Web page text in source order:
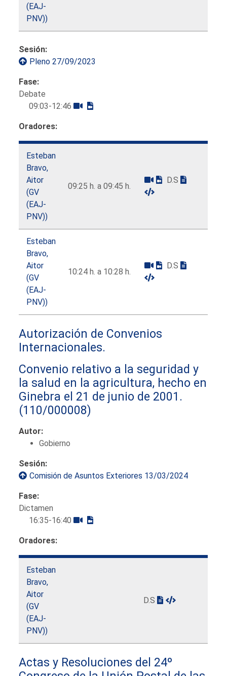
(EAJ-
PNV))
Sesión:
Pleno 27/09/2023
Fase:
Debate
09:03-12:46
Oradores:
Esteban
Bravo,
Aitor
(GV
(EAJ-
PNV))
09:25 h. a 09:45 h.
D.S
Esteban
Bravo,
Aitor
(GV
(EAJ-
PNV))
10:24 h. a 10:28 h.
D.S
Autorización de Convenios
Internacionales.
Convenio relativo a la seguridad y
la salud en la agricultura, hecho en
Ginebra el 21 de junio de 2001.
(110/000008)
Autor:
Gobierno
Sesión:
Comisión de Asuntos Exteriores 13/03/2024
Fase:
Dictamen
16:35-16:40
Oradores:
Esteban
Bravo,
Aitor
(GV
(EAJ-
PNV))
D.S
Actas y Resoluciones del 24º